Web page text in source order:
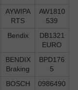
AYWIPA
RTS
AW1810
539
Bendix
DB1321
EURO
BENDIX
Braking
BPD176
5
BOSCH
0986490